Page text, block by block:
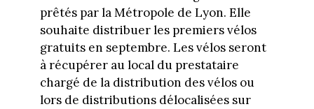
prêtés par la Métropole de Lyon. Elle
souhaite distribuer les premiers vélos
gratuits en septembre. Les vélos seront
à récupérer au local du prestataire
chargé de la distribution des vélos ou
lors de distributions délocalisées sur